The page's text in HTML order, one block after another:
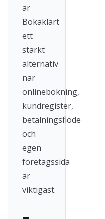
är
Bokaklart
ett
starkt
alternativ
när
onlinebokning,
kundregister,
betalningsflöde
och
egen
företagssida
är
viktigast.